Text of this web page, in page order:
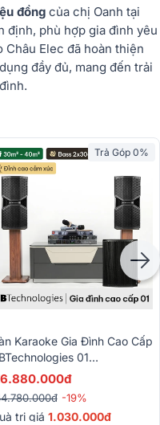
đồng của chị Oanh tại
định, phù hợp gia đình yêu
Châu Elec đã hoàn thiện
đầy đủ, mang đến trải
Trả Góp 0%
Karaoke Gia Đình Cao Cấp
01
Opera Reevo
BKSound M8)
-19%
trị giá 1.030.000đ